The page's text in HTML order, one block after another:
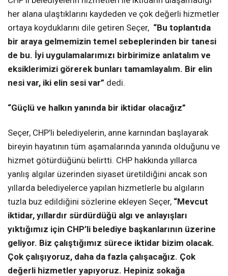
her alana ulaştıklarını kaydeden ve çok değerli hizmetler
ortaya koyduklarını dile getiren Seçer, “Bu toplantıda
bir araya gelmemizin temel sebeplerinden bir tanesi
de bu. İyi uygulamalarımızı birbirimize anlatalım ve
eksiklerimizi görerek bunları tamamlayalım. Bir elin
nesi var, iki elin sesi var” dedi.
“Güçlü ve halkın yanında bir iktidar olacağız”
Seçer, CHP’li belediyelerin, anne karnından başlayarak
bireyin hayatının tüm aşamalarında yanında olduğunu ve
hizmet götürdüğünü belirtti. CHP hakkında yıllarca
yanlış algılar üzerinden siyaset üretildiğini ancak son
yıllarda belediyelerce yapılan hizmetlerle bu algıların
tuzla buz edildiğini sözlerine ekleyen Seçer, “Mevcut
iktidar, yıllardır sürdürdüğü algı ve anlayışları
yıktığımız için CHP’li belediye başkanlarının üzerine
geliyor. Biz çalıştığımız sürece iktidar bizim olacak.
Çok çalışıyoruz, daha da fazla çalışacağız. Çok
değerli hizmetler yapıyoruz. Hepiniz sokağa